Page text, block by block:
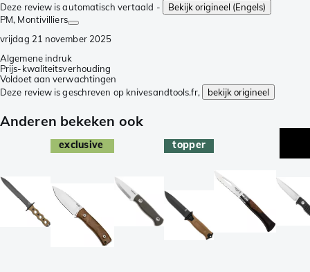
Deze review is automatisch vertaald -
Bekijk origineel (Engels)
PM, Montivilliers
vrijdag 21 november 2025
Algemene indruk
Prijs-kwaliteitsverhouding
Voldoet aan verwachtingen
Deze review is geschreven op knivesandtools.fr,
bekijk origineel
Anderen bekeken ook
exclusive topper